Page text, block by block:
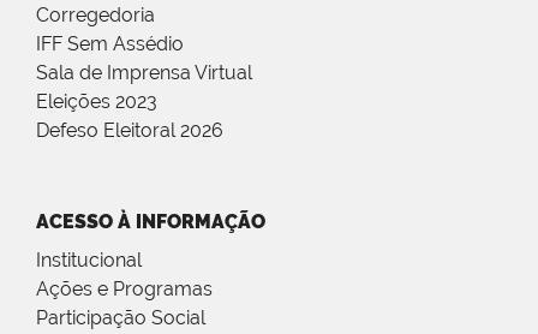
Corregedoria
IFF Sem Assédio
Sala de Imprensa Virtual
Eleições 2023
Defeso Eleitoral 2026
ACESSO À INFORMAÇÃO
Institucional
Ações e Programas
Participação Social